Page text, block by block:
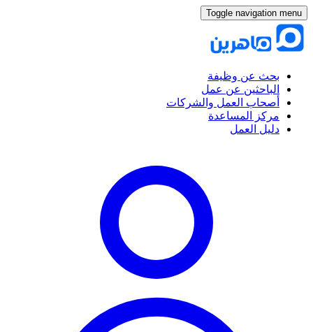
Toggle navigation menu
بحث عن وظيفة
الباحثين عن عمل
أصحاب العمل والشركات
مركز المساعدة
دليل العمل